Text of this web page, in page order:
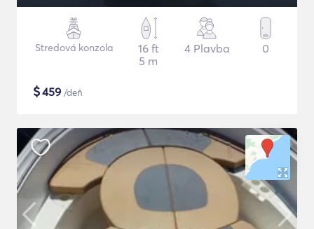
Stredová konzola
16 ft
5 m
4 Plavba 0
$459 /deň